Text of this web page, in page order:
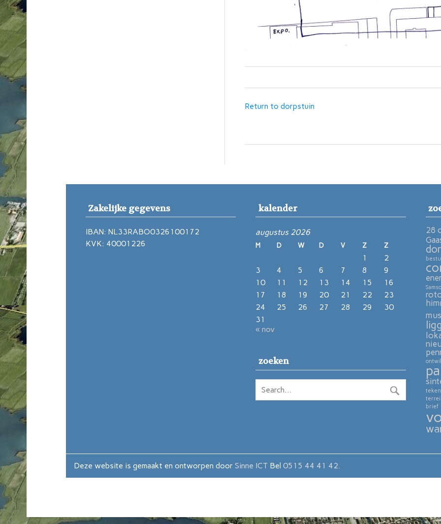
Return to dorpstuin
Zakelijke gegevens
IBAN: NL33RABO0326100172
KVK: 40001226
kalender
augustus 2026
M D W D V Z Z
1
2
3
4 5 6 7 8
9
10
11 12 13 14 15
16
17
18 19 20 21 22
23
24
25 26 27 28 29
30
31
« nov
zoeken
28
brief
Deze website is gemaakt en ontworpen door Sinne ICT Bel 0515 44 41 42.